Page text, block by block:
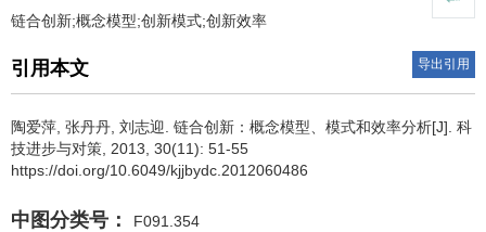
链合创新;概念模型;创新模式;创新效率
引用本文 导出引用
陶爱萍 张丹丹 刘志迎 链合创新：概念模型、模式和效率分析[J]. 科
技进步与对策, 2013, 30(11): 51-55
https://doi.org/10.6049/kjjbydc.2012060486
中图分类号： F091.354